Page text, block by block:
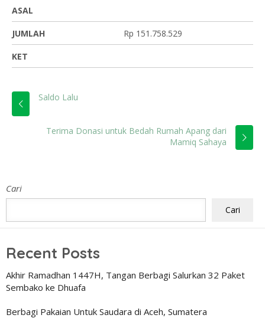
ASAL
JUMLAH Rp 151.758.529
KET
Saldo Lalu
Terima Donasi untuk Bedah Rumah Apang dari
Mamiq Sahaya
Cari
Cari
Recent Posts
Akhir Ramadhan 1447H, Tangan Berbagi Salurkan 32 Paket
Sembako ke Dhuafa
Berbagi Pakaian Untuk Saudara di Aceh, Sumatera